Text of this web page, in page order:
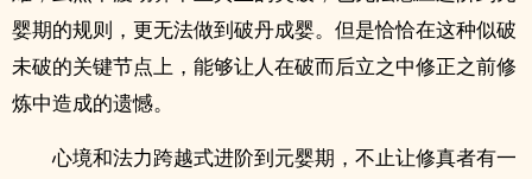
婴期的规则，更无法做到破丹成婴。但是恰恰在这种似破
未破的关键节点上，能够让人在破而后立之中修正之前修
炼中造成的遗憾。
心境和法力跨越式进阶到元婴期，不止让修真者有一